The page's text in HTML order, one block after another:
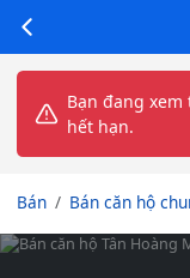
Bạn đang
hết hạn.
Bán Bán căn hộ